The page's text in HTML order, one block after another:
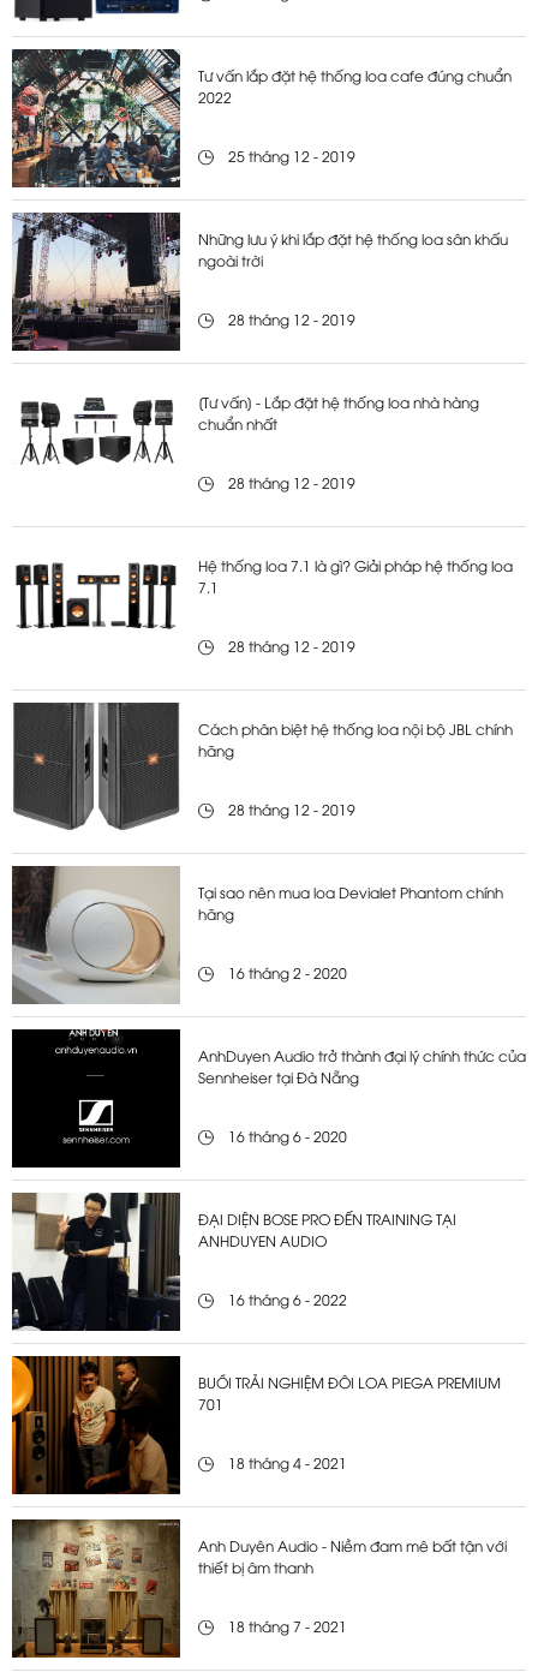
Tư vấn lắp đặt hệ thống loa cafe đúng chuẩn
2022
25 tháng 12 - 2019
Những lưu ý khi lắp đặt hệ thống loa sân khấu
ngoài trời
28 tháng 12 - 2019
[Tư vấn] - Lắp đặt hệ thống loa nhà hàng
chuẩn nhất
28 tháng 12 - 2019
Hệ thống loa 7.1 là gì? Giải pháp hệ thống loa
7.1
28 tháng 12 - 2019
Cách phân biệt hệ thống loa nội bộ JBL chính
hãng
28 tháng 12 - 2019
Tại sao nên mua loa Devialet Phantom chính
hãng
16 tháng 2 - 2020
AnhDuyen Audio trở thành đại lý chính thức của
Sennheiser tại Đà Nẵng
16 tháng 6 - 2020
ĐẠI DIỆN BOSE PRO ĐẾN TRAINING TẠI
ANHDUYEN AUDIO
16 tháng 6 - 2022
BUỔI TRẢI NGHIỆM ĐÔI LOA PIEGA PREMIUM
701
18 tháng 4 - 2021
Anh Duyên Audio - Niềm đam mê bất tận với
thiết bị âm thanh
18 tháng 7 - 2021